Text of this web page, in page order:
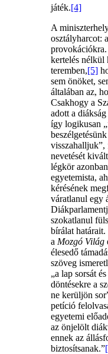
játék.[4]
A
osztályharcot:
provokációkra.
kertelés nélkül
teremben,[5]
sem önöket,
általában az,
Csakhogy a
adott a
így logikusan
visszahalljuk”,
nevetését
légkör
egyetemista,
kérésének
váratlanul egy
szokatlanul
bírálat
a Mozgó Világ
élesedő
szöveg
„a lap sorsát
döntésekre a
ne kerüljön
petíció
egyetemi
az önjelölt
ennek az
biztosítsanak.”